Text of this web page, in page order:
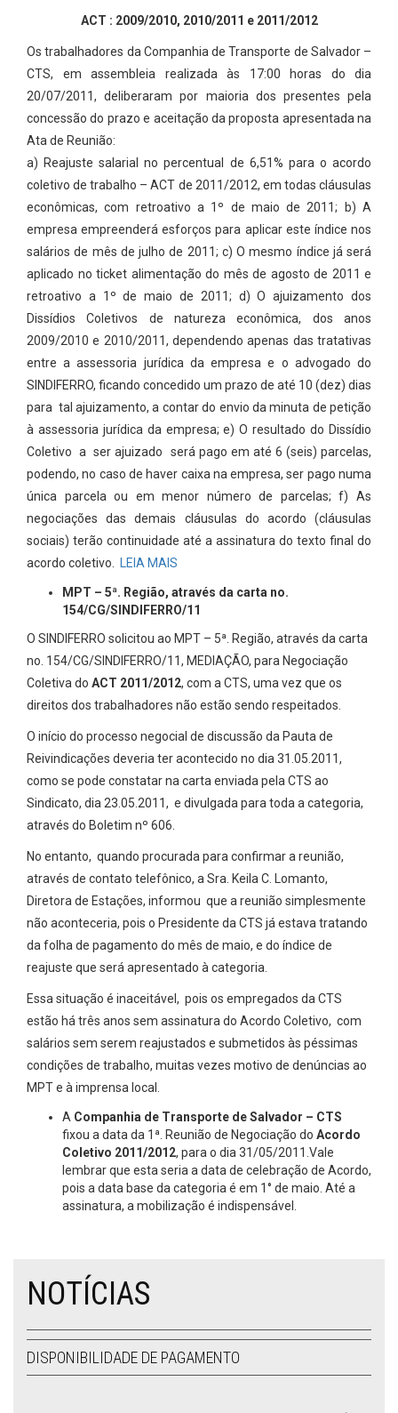
ACT : 2009/2010, 2010/2011 e 2011/2012
Os trabalhadores da Companhia de Transporte de Salvador –
CTS, em assembleia realizada às 17:00 horas do dia
20/07/2011, deliberaram por maioria dos presentes pela
concessão do prazo e aceitação da proposta apresentada na
Ata de Reunião:
a) Reajuste salarial no percentual de 6,51% para o acordo
coletivo de trabalho – ACT de 2011/2012, em todas cláusulas
econômicas, com retroativo a 1º de maio de 2011; b) A
empresa empreenderá esforços para aplicar este índice nos
salários de mês de julho de 2011; c) O mesmo índice já será
aplicado no ticket alimentação do mês de agosto de 2011 e
retroativo a 1º de maio de 2011; d) O ajuizamento dos
Dissídios Coletivos de natureza econômica, dos anos
2009/2010 e 2010/2011, dependendo apenas das tratativas
entre a assessoria jurídica da empresa e o advogado do
SINDIFERRO, ficando concedido um prazo de até 10 (dez) dias
para tal ajuizamento, a contar do envio da minuta de petição
à assessoria jurídica da empresa; e) O resultado do Dissídio
Coletivo a ser ajuizado será pago em até 6 (seis) parcelas,
podendo, no caso de haver caixa na empresa, ser pago numa
única parcela ou em menor número de parcelas; f) As
negociações das demais cláusulas do acordo (cláusulas
sociais) terão continuidade até a assinatura do texto final do
acordo coletivo.
LEIA MAIS
MPT – 5ª. Região, através da carta no.
154/CG/SINDIFERRO/11
O SINDIFERRO solicitou ao MPT – 5ª. Região, através da carta
no. 154/CG/SINDIFERRO/11, MEDIAÇÃO, para Negociação
Coletiva do ACT 2011/2012, com a CTS, uma vez que os
direitos dos trabalhadores não estão sendo respeitados.
O início do processo negocial de discussão da Pauta de
Reivindicações deveria ter acontecido no dia 31.05.2011,
como se pode constatar na carta enviada pela CTS ao
Sindicato, dia 23.05.2011, e divulgada para toda a categoria,
através do Boletim nº 606.
No entanto, quando procurada para confirmar a reunião,
através de contato telefônico, a Sra. Keila C. Lomanto,
Diretora de Estações, informou que a reunião simplesmente
não aconteceria, pois o Presidente da CTS já estava tratando
da folha de pagamento do mês de maio, e do índice de
reajuste que será apresentado à categoria.
Essa situação é inaceitável, pois os empregados da CTS
estão há três anos sem assinatura do Acordo Coletivo, com
salários sem serem reajustados e submetidos às péssimas
condições de trabalho, muitas vezes motivo de denúncias ao
MPT e à imprensa local.
A Companhia de Transporte de Salvador – CTS
fixou a data da 1ª. Reunião de Negociação do Acordo
Coletivo 2011/2012, para o dia 31/05/2011.Vale
lembrar que esta seria a data de celebração de Acordo,
pois a data base da categoria é em 1° de maio. Até a
assinatura, a mobilização é indispensável.
NOTÍCIAS
DISPONIBILIDADE DE PAGAMENTO